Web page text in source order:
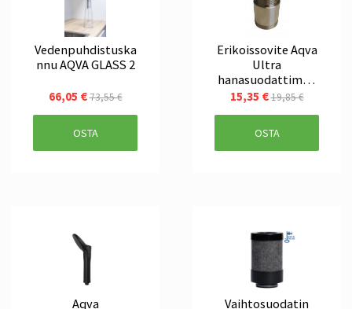
Vedenpuhdistuska
nnu AQVA GLASS 2
66,05 €73,55 €
OSTA
Erikoissovite Aqva
Ultra
hanasuodattimell
e
15,35 €19,85 €
OSTA
Aqva
Vaihtosuodatin